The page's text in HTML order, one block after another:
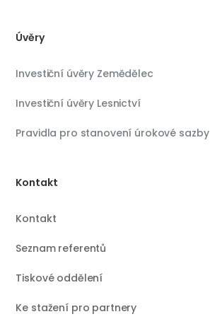
Úvěry
Investiční úvěry Zemědělec
Investiční úvěry Lesnictví
Pravidla pro stanovení úrokové sazby
Kontakt
Kontakt
Seznam referentů
Tiskové oddělení
Ke stažení pro partnery